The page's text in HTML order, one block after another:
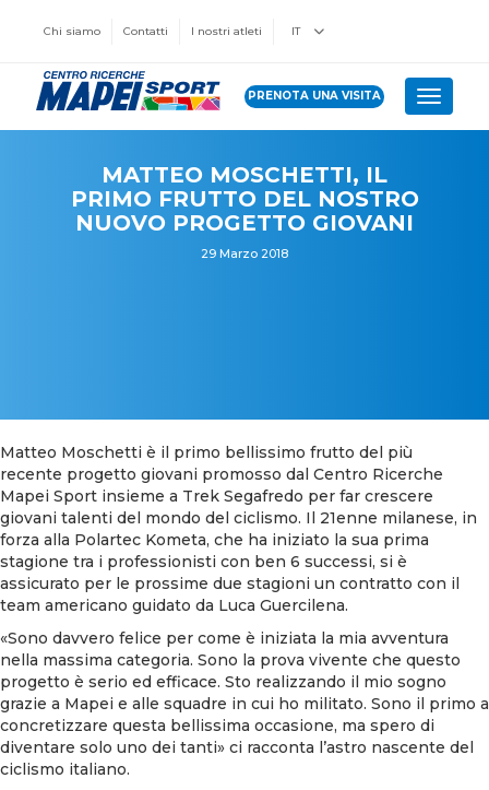
Chi siamo Contatti I nostri atleti IT
PRENOTA UNA VISITA Toggle
MATTEO MOSCHETTI, IL
PRIMO FRUTTO DEL NOSTRO
NUOVO PROGETTO GIOVANI
29 Marzo 2018
Matteo Moschetti è il primo bellissimo frutto del più
recente progetto giovani promosso dal Centro Ricerche
Mapei Sport insieme a Trek Segafredo per far crescere
giovani talenti del mondo del ciclismo. Il 21enne milanese, in
forza alla Polartec Kometa, che ha iniziato la sua prima
stagione tra i professionisti con ben 6 successi, si è
assicurato per le prossime due stagioni un contratto con il
team americano guidato da Luca Guercilena.
«Sono davvero felice per come è iniziata la mia avventura
nella massima categoria. Sono la prova vivente che questo
progetto è serio ed efficace. Sto realizzando il mio sogno
grazie a Mapei e alle squadre in cui ho militato. Sono il primo a
concretizzare questa bellissima occasione, ma spero di
diventare solo uno dei tanti» ci racconta l’astro nascente del
ciclismo italiano.